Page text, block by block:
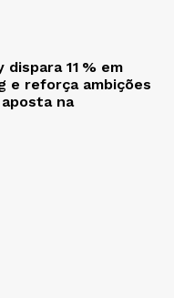
11 % em
e reforça ambições
na